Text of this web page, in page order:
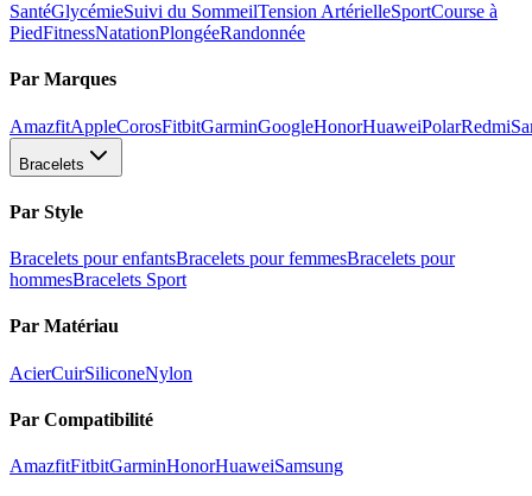
SantéGlycémieSuivi du SommeilTension ArtérielleSportCourse à
PiedFitnessNatationPlongéeRandonnée
Par Marques
AmazfitAppleCorosFitbitGarminGoogleHonorHuaweiPolarRedmi
Bracelets
Par Style
Bracelets pour enfantsBracelets pour femmesBracelets pour
hommesBracelets Sport
Par Matériau
AcierCuirSiliconeNylon
Par Compatibilité
AmazfitFitbitGarminHonorHuaweiSamsung